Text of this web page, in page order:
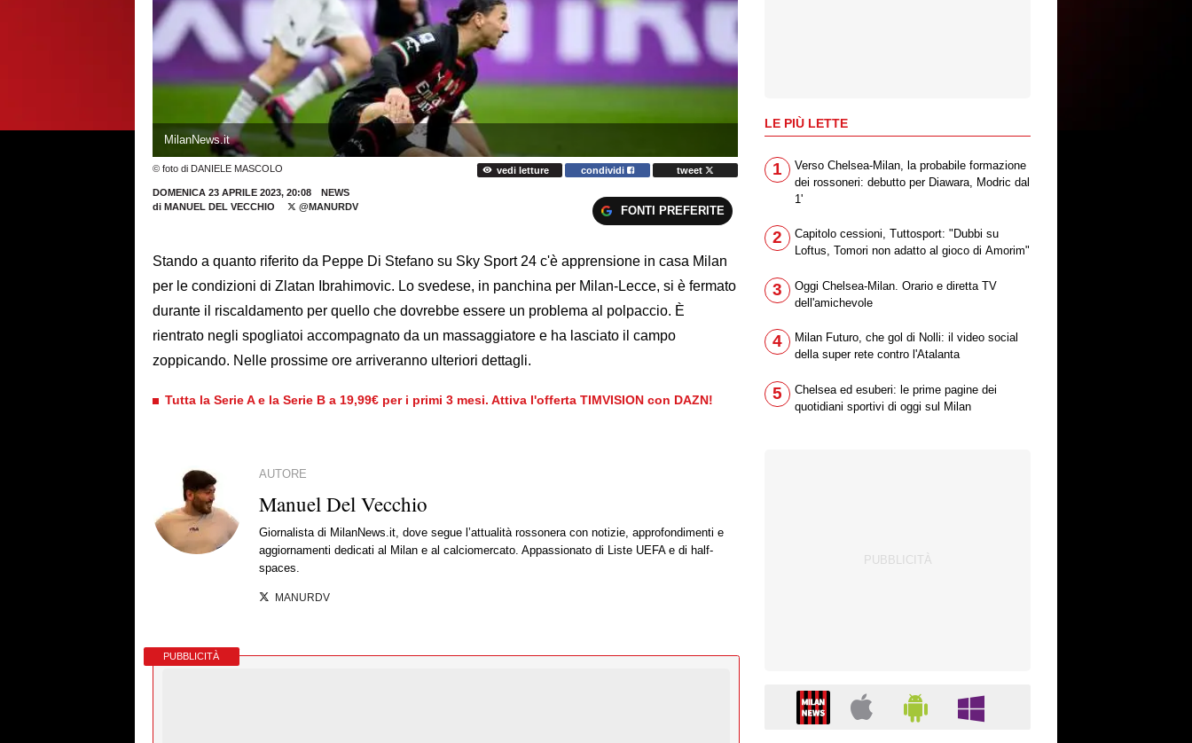
MilanNews.it
© foto di DANIELE MASCOLO vedi letture condividi tweet
DOMENICA 23 APRILE 2023, 20:08
NEWS
di MANUEL DEL VECCHIO @MANURDV FONTI PREFERITE
Stando a quanto riferito da Peppe Di Stefano su Sky Sport 24 c'è apprensione in casa Milan
per le condizioni di Zlatan Ibrahimovic. Lo svedese, in panchina per Milan-Lecce, si è fermato
durante il riscaldamento per quello che dovrebbe essere un problema al polpaccio. È
rientrato negli spogliatoi accompagnato da un massaggiatore e ha lasciato il campo
zoppicando. Nelle prossime ore arriveranno ulteriori dettagli.
Tutta la Serie A e la Serie B a 19,99€ per i primi 3 mesi. Attiva l'offerta TIMVISION con DAZN!
AUTORE
Manuel Del Vecchio
Giornalista di MilanNews.it, dove segue l’attualità rossonera con notizie, approfondimenti e
aggiornamenti dedicati al Milan e al calciomercato. Appassionato di Liste UEFA e di half-
spaces.
MANURDV
PUBBLICITÀ
LE PIÙ LETTE
1
Verso Chelsea-Milan, la probabile formazione
dei rossoneri: debutto per Diawara, Modric dal
1'
2
Capitolo cessioni, Tuttosport: "Dubbi su
Loftus, Tomori non adatto al gioco di Amorim"
3
Oggi Chelsea-Milan. Orario e diretta TV
dell'amichevole
4
Milan Futuro, che gol di Nolli: il video social
della super rete contro l'Atalanta
5
Chelsea ed esuberi: le prime pagine dei
quotidiani sportivi di oggi sul Milan